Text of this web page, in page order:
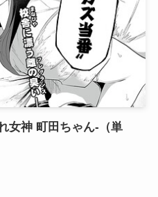
女神 町田ちゃん-（単